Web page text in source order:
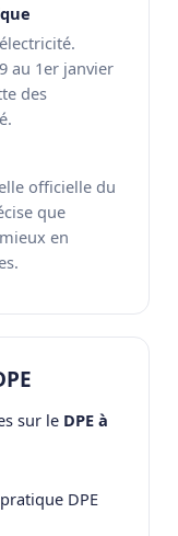
au 1er janvier
des
officielle du
que
en
sur le DPE à
DPE